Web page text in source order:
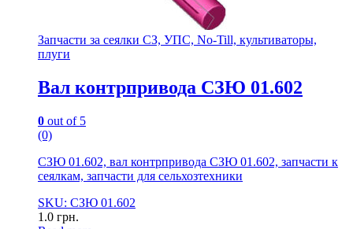
Запчасти за сеялки СЗ, УПС, No-Till, культиваторы,
плуги
Вал контрпривода СЗЮ 01.602
0 out of 5
(0)
СЗЮ 01.602, вал контрпривода СЗЮ 01.602, запчасти к
сеялкам, запчасти для сельхозтехники
SKU: СЗЮ 01.602
1.0 грн.